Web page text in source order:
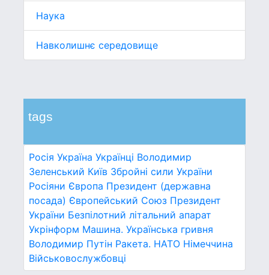
Наука
Навколишнє середовище
tags
Росія Україна Українці Володимир
Зеленський Київ Збройні сили України
Росіяни Європа Президент (державна
посада) Європейський Союз Президент
України Безпілотний літальний апарат
Укрінформ Машина. Українська гривня
Володимир Путін Ракета. НАТО Німеччина
Військовослужбовці